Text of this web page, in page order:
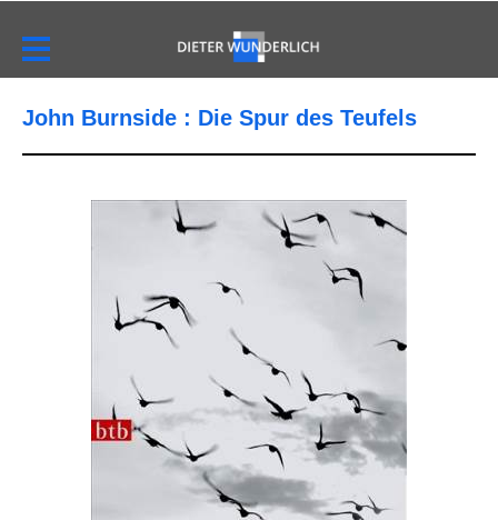
John Burnside : Die Spur des Teufels